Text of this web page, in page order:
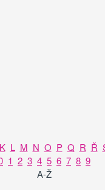
K L M N O P Q R Ř
1 2 3 4 5 6 7 8 9
A-Ž